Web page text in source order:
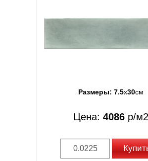
Размеры: 7.5x30см
Цена: 4086 р/м2